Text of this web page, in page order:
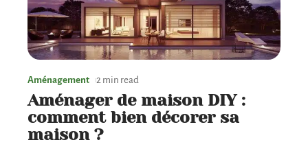
Aménagement 2 min read
Aménager de maison DIY :
comment bien décorer sa
maison ?